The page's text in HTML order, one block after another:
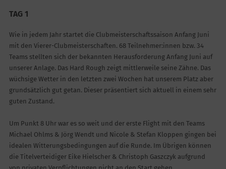
TAG 1
Wie in jedem Jahr startet die Clubmeisterschaftssaison Anfang Juni
mit den Vierer-Clubmeisterschaften. 68 Teilnehmer:innen bzw. 34
Teams stellten sich der bekannten Herausforderung Anfang Juni auf
unserer Anlage. Das Hard Rough zeigt mittlerweile seine Zähne. Das
wüchsige Wetter in den letzten zwei Wochen hat unserem Platz aber
grundsätzlich gut getan. Dieser präsentiert sich aktuell in einem sehr
guten Zustand.
Um Punkt 8 Uhr war es so weit und der erste Flight mit den Teams
Michael Ohlms & Jörg Wendt und Nicole & Stefan Kloppen gingen bei
idealen Witterungsbedingungen auf die Runde. Im Übrigen können
die Titelverteidiger Eike Hielscher & Christoph Gaszczyk aufgrund